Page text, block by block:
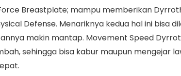
Breastplate; mampu memberikan
Defense. Menariknya kedua hal ini bisa
makin mantap. Movement Speed
sehingga bisa kabur maupun mengejar